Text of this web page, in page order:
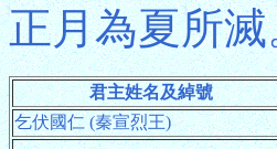
正月為夏所滅
君主姓名及綽號
乞伏國仁 (秦宣烈王)